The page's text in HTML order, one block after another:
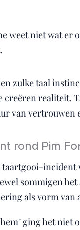
weet niet wat er
zulke taal
realiteit.
van vertrouwen
rond Pim
taartgooi-
sommigen het
als vorm van
ging het niet